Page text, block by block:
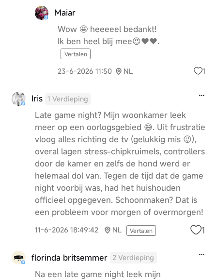
Maiar
Wow 🤩 heeeeel bedankt!
Ik ben heel blij mee😍♥️♥️.
Vertalen
23-6-2026 11:50 NL 1
Iris 1 Verdieping
Late game night? Mijn woonkamer leek
meer op een oorlogsgebied 😅. Uit frustratie
vloog alles richting de tv (gelukkig mis 😜),
overal lagen stress-chipkruimels, controllers
door de kamer en zelfs de hond werd er
helemaal dol van. Tegen de tijd dat de game
night voorbij was, had het huishouden
officieel opgegeven. Schoonmaken? Dat is
een probleem voor morgen of overmorgen!
11-6-2026 18:49:42 NL Vertalen 1
florinda britsemmer 2 Verdieping
Na een late game night leek mijn